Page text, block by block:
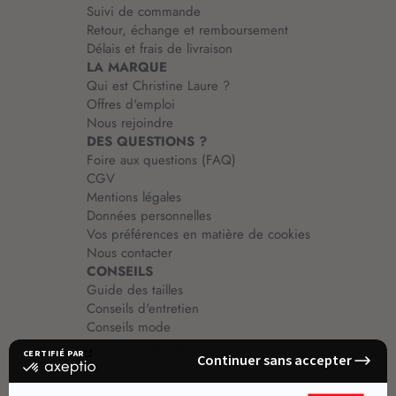
Suivi de commande
Retour, échange et remboursement
Délais et frais de livraison
LA MARQUE
Qui est Christine Laure ?
Offres d'emploi
Nous rejoindre
DES QUESTIONS ?
Foire aux questions (FAQ)
CGV
Mentions légales
Données personnelles
Vos préférences en matière de cookies
Nous contacter
CONSEILS
Guide des tailles
Conseils d'entretien
Conseils mode
Guide vêtements